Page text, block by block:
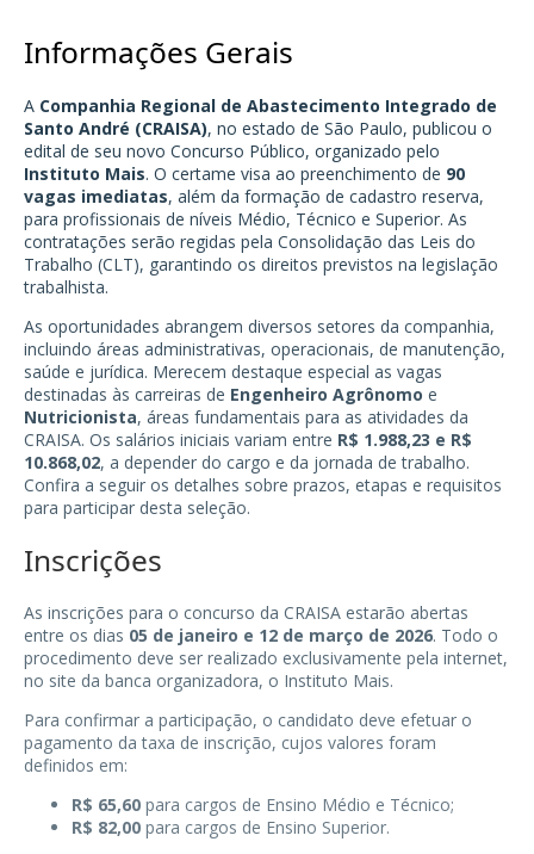
Informações Gerais
A Companhia Regional de Abastecimento Integrado de
Santo André (CRAISA), no estado de São Paulo, publicou o
edital de seu novo Concurso Público, organizado pelo
Instituto Mais. O certame visa ao preenchimento de 90
vagas imediatas, além da formação de cadastro reserva,
para profissionais de níveis Médio, Técnico e Superior. As
contratações serão regidas pela Consolidação das Leis do
Trabalho (CLT), garantindo os direitos previstos na legislação
trabalhista.
As oportunidades abrangem diversos setores da companhia,
incluindo áreas administrativas, operacionais, de manutenção,
saúde e jurídica. Merecem destaque especial as vagas
destinadas às carreiras de Engenheiro Agrônomo e
Nutricionista, áreas fundamentais para as atividades da
CRAISA. Os salários iniciais variam entre R$ 1.988,23 e R$
10.868,02, a depender do cargo e da jornada de trabalho.
Confira a seguir os detalhes sobre prazos, etapas e requisitos
para participar desta seleção.
Inscrições
As inscrições para o concurso da CRAISA estarão abertas
entre os dias 05 de janeiro e 12 de março de 2026. Todo o
procedimento deve ser realizado exclusivamente pela internet,
no site da banca organizadora, o Instituto Mais.
Para confirmar a participação, o candidato deve efetuar o
pagamento da taxa de inscrição, cujos valores foram
definidos em:
R$ 65,60 para cargos de Ensino Médio e Técnico;
R$ 82,00 para cargos de Ensino Superior.